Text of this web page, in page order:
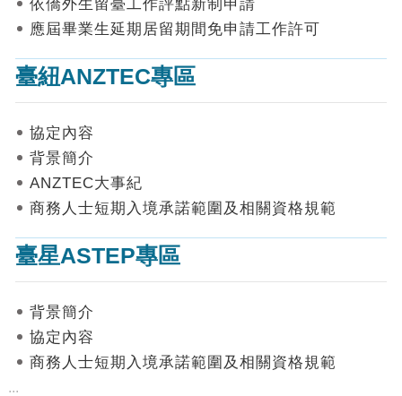
見
答
統
數
據
首
網
站
覽
絡
我
依僑外生留臺工作評點新制申請
應屆畢業生延期居留期間免申請工作許可
臺紐ANZTEC專區
協定內容
背景簡介
ANZTEC大事紀
商務人士短期入境承諾範圍及相關資格規範
臺星ASTEP專區
背景簡介
協定內容
商務人士短期入境承諾範圍及相關資格規範